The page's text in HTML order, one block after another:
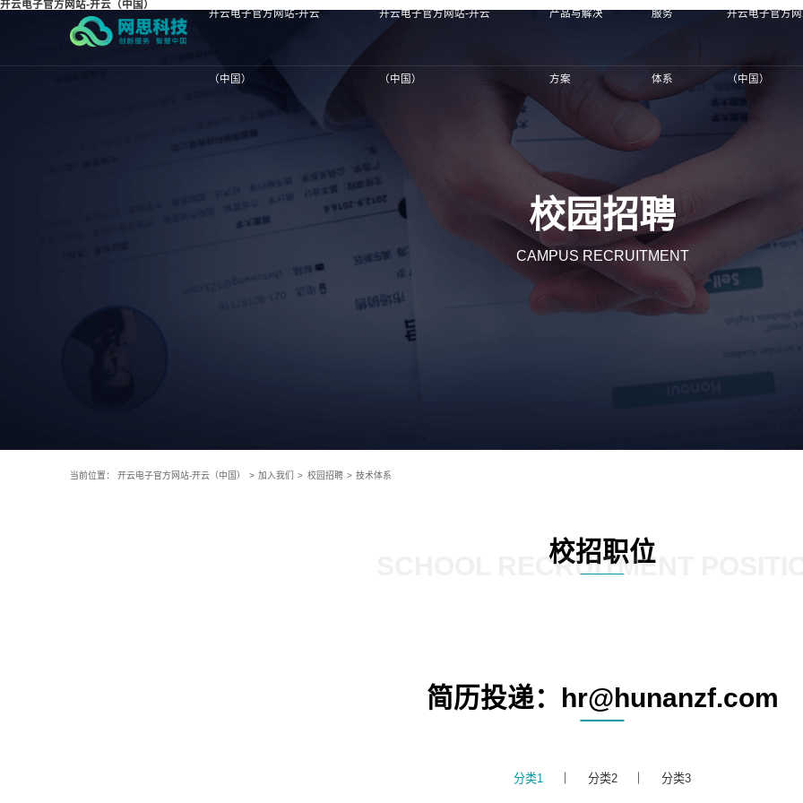
开云电子官方网站-开云（中国）
开云电子官方网站-开云
（中国）
开云电子官方网站-开云
（中国）
产品与解决
方案
服务
体系
开云电子官方
（中国）
校园招聘
CAMPUS RECRUITMENT
当前位置： 开云电子官方网站-开云（中国） > 加入我们 > 校园招聘 > 技术体系
校招职位
SCHOOL RECRUITMENT
简历投递：hr@hunanzf.com
分类1 分类2 分类3